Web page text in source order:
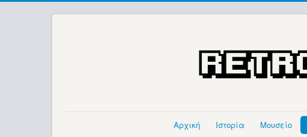
Αρχική Ιστορία Μουσείο